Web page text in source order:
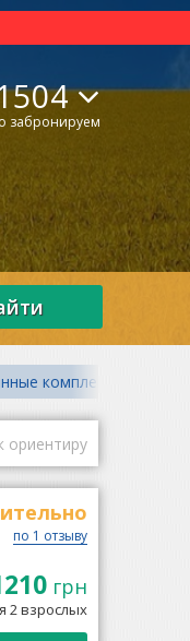
забронируем
комплексы
ориентиру
по 1 отзыву
грн
2 взрослых